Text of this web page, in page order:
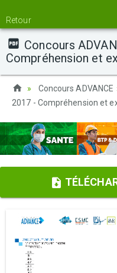
Retour
Concours
Compréhension et
Concours ADVANCE
2017 - Compréhension et